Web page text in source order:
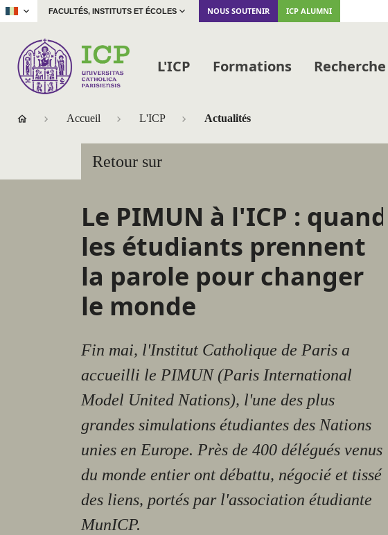
| FACULTÉS, INSTITUTS ET ÉCOLES NOUS SOUTENIR ICP ALUMNI
L'ICP Formations Recherche
Accueil L'ICP Actualités
Retour sur
Le PIMUN à l'ICP : quand
les étudiants prennent
la parole pour changer
le monde
Fin mai, l'Institut Catholique de Paris a
accueilli le PIMUN (Paris International
Model United Nations), l'une des plus
grandes simulations étudiantes des Nations
unies en Europe. Près de 400 délégués venus
du monde entier ont débattu, négocié et tissé
des liens, portés par l'association étudiante
MunICP.